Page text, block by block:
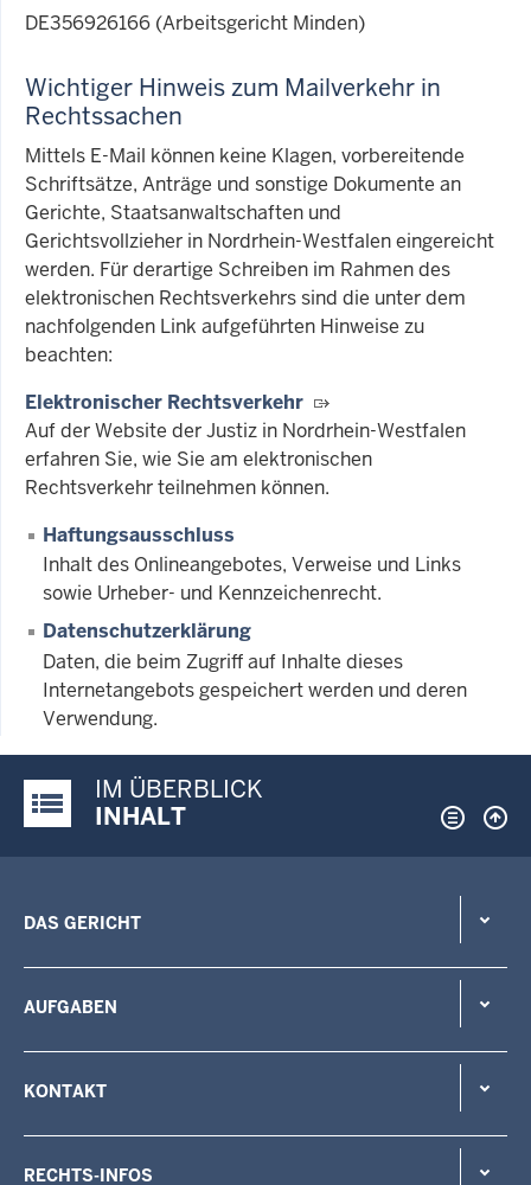
DE356926166 (Arbeitsgericht Minden)
Wichtiger Hinweis zum Mailverkehr in
Rechtssachen
Mittels E-Mail können keine Klagen, vorbereitende
Schriftsätze, Anträge und sonstige Dokumente an
Gerichte, Staatsanwaltschaften und
Gerichtsvollzieher in Nordrhein-Westfalen eingereicht
werden. Für derartige Schreiben im Rahmen des
elektronischen Rechtsverkehrs sind die unter dem
nachfolgenden Link aufgeführten Hinweise zu
beachten:
Elektronischer Rechtsverkehr
Auf der Website der Justiz in Nordrhein-Westfalen
erfahren Sie, wie Sie am elektronischen
Rechtsverkehr teilnehmen können.
Haftungsausschluss
Inhalt des Onlineangebotes, Verweise und Links
sowie Urheber- und Kennzeichenrecht.
Datenschutzerklärung
Daten, die beim Zugriff auf Inhalte dieses
Internetangebots gespeichert werden und deren
Verwendung.
Justiz-Portal im Überblick:
IM ÜBERBLICK
INHALT
DAS GERICHT
AUFGABEN
KONTAKT
RECHTS-INFOS